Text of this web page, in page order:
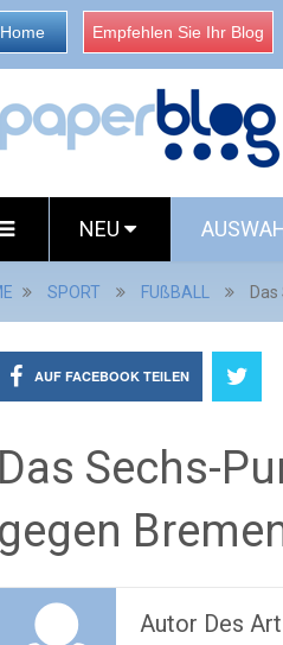
Home Empfehlen Sie Ihr Blog
NEU
SPORT FUßBALL
AUF FACEBOOK TEILEN
Das Sechs-
gegen
Autor Des